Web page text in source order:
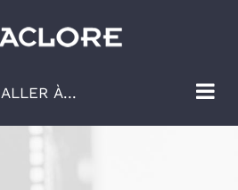
ALLER À...